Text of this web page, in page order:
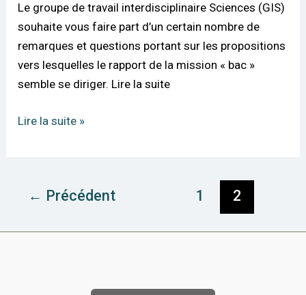
Le groupe de travail interdisciplinaire Sciences (GIS)
souhaite vous faire part d’un certain nombre de
remarques et questions portant sur les propositions
vers lesquelles le rapport de la mission « bac »
semble se diriger. Lire la suite
Lire la suite »
← Précédent 1 2